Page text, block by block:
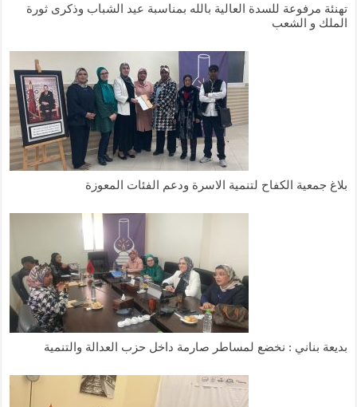
تهنئة مرفوعة للسدة العالية بالله بمناسبة عيد الشباب وذكرى ثورة
الملك و الشعب
بلاغ جمعية الكفاح لتنمية الاسرة ودعم الفئات المعوزة
بديعة بناني : نخضع لمساطر صارمة داخل حزب العدالة والتنمية